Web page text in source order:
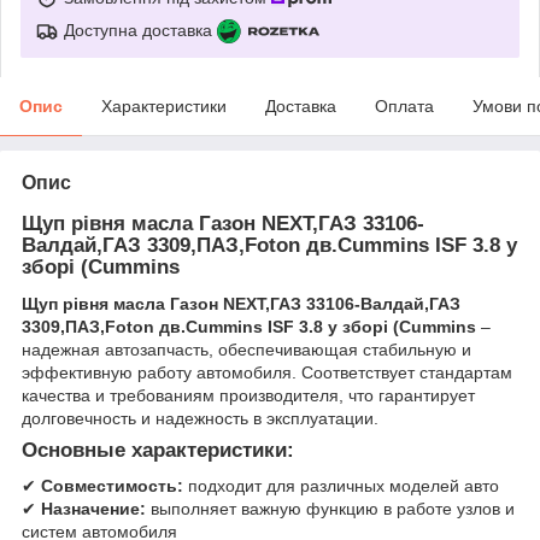
Доступна доставка
Опис Характеристики Доставка Оплата Умови
Опис
Щуп рівня масла Газон NEXT,ГАЗ 33106-
Валдай,ГАЗ 3309,ПАЗ,Foton дв.Cummins ISF 3.8 у
зборі (Cummins
Щуп рівня масла Газон NEXT,ГАЗ 33106-Валдай,ГАЗ
3309,ПАЗ,Foton дв.Cummins ISF 3.8 у зборі (Cummins –
надежная автозапчасть, обеспечивающая стабильную и
эффективную работу автомобиля. Соответствует стандартам
качества и требованиям производителя, что гарантирует
долговечность и надежность в эксплуатации.
Основные характеристики:
✔ Совместимость: подходит для различных моделей авто
✔ Назначение: выполняет важную функцию в работе узлов и
систем автомобиля